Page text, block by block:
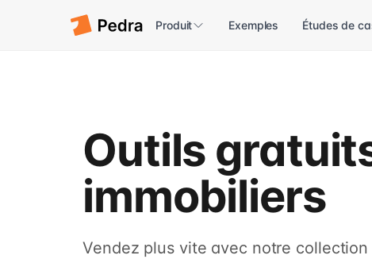
Produit Exemples Études de
Outils
immobiliers
Vendez plus vite avec notre